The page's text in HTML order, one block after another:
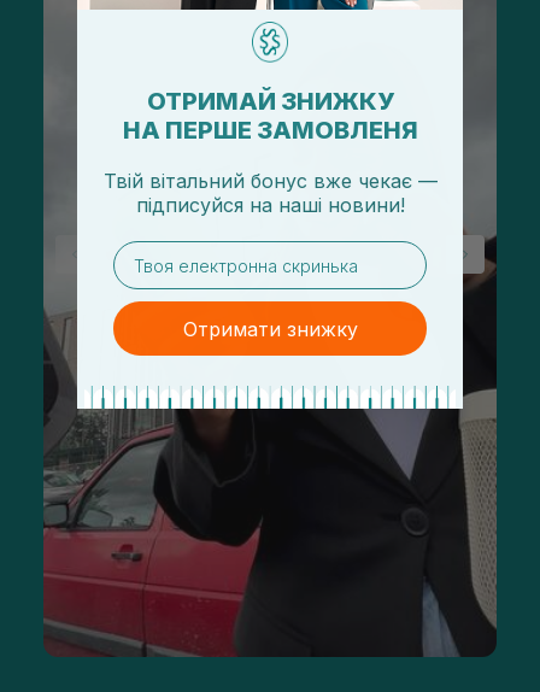
ОТРИМАЙ ЗНИЖКУ
НА ПЕРШЕ ЗАМОВЛЕНЯ
Твій вітальний бонус вже чекає —
підписуйся на наші новини!
email
Отримати знижку